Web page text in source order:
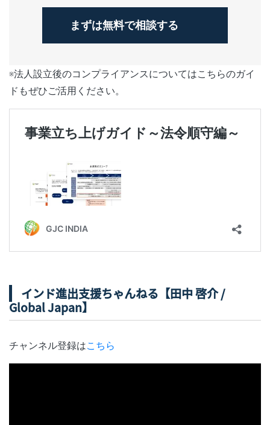
まずは無料で相談する
※法人設立後のコンプライアンスについてはこちらのガイ
ドもぜひご活用ください。
インド進出支援ちゃんねる【田中 啓介 /
Global Japan】
チャンネル登録はこちら